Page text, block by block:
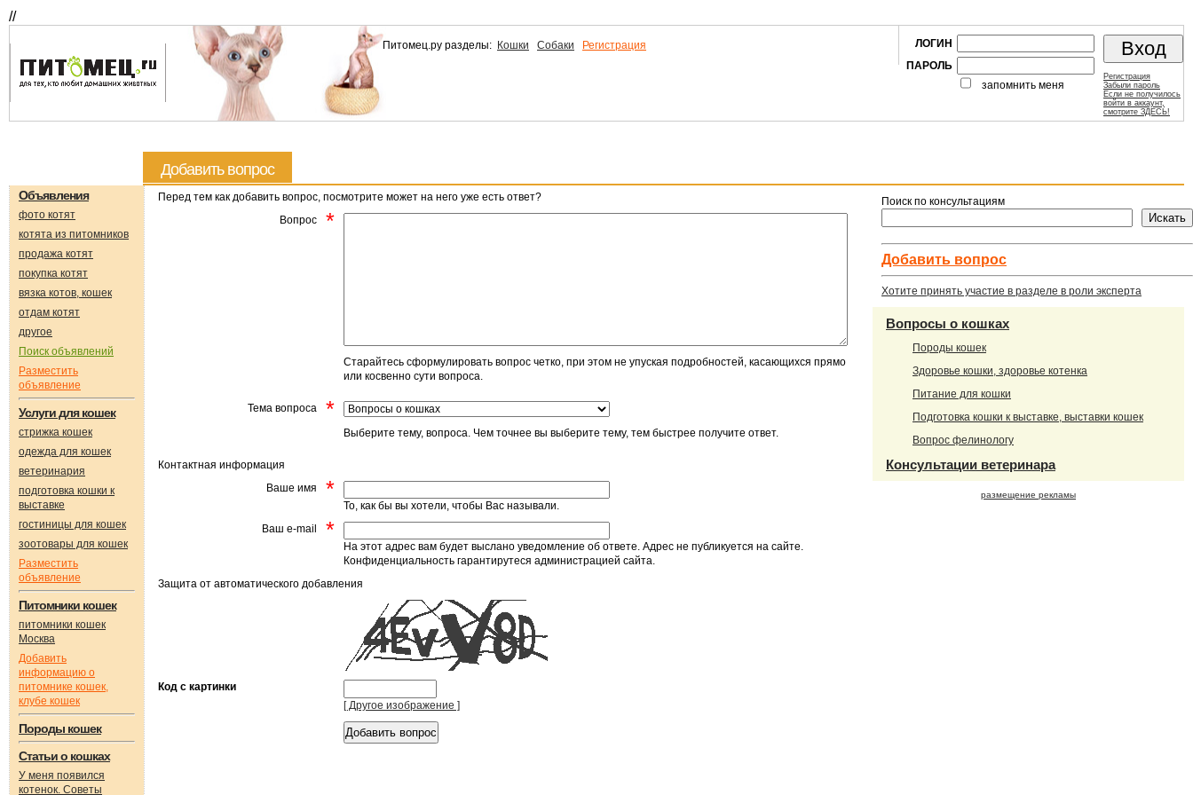
//
Питомец.ру разделы: Кошки Собаки Регистрация
ЛОГИН
ПАРОЛЬ
запомнить меня
Регистрация
Забыли пароль
Если не получилось
войти в аккаунт,
смотрите ЗДЕСЬ!
Добавить вопрос
Объявления
фото котят
котята из питомников
продажа котят
покупка котят
вязка котов, кошек
отдам котят
другое
Поиск объявлений
Разместить
объявление
Услуги для кошек
стрижка кошек
одежда для кошек
ветеринария
подготовка кошки к
выставке
гостиницы для кошек
зоотовары для кошек
Разместить
объявление
Питомники кошек
питомники кошек
Москва
Добавить
информацию о
питомнике кошек,
клубе кошек
Породы кошек
Статьи о кошках
У меня появился
котенок. Советы
Перед тем как добавить вопрос, посмотрите может на него уже есть ответ?
Вопрос
*
Старайтесь сформулировать вопрос четко, при этом не упуская подробностей, касающихся прямо
или косвенно сути вопроса.
Тема вопроса *
Выберите тему, вопроса. Чем точнее вы выберите тему, тем быстрее получите ответ.
Контактная информация
Ваше имя
*
То, как бы вы хотели, чтобы Вас называли.
Ваш e-mail
*
На этот адрес вам будет выслано уведомление об ответе. Адрес не публикуется на сайте.
Конфиденциальность гарантирутеся администрацией сайта.
Защита от автоматического добавления
Код с картинки
[ Другое изображение ]
Поиск по консультациям
Добавить вопроc
Хотите принять участие в разделе в роли эксперта
Вопросы о кошках
Породы кошек
Здоровье кошки, здоровье котенка
Питание для кошки
Подготовка кошки к выставке, выставки кошек
Вопрос фелинологу
Консультации ветеринара
размещение рекламы